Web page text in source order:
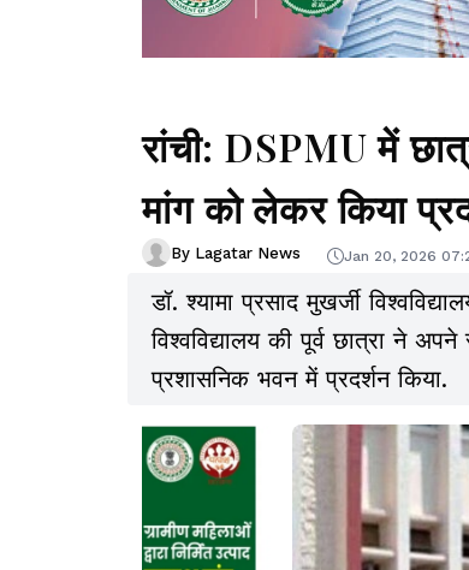
रांची: DSPMU में
मांग को लेकर किया
By Lagatar News Jan 20, 2026
डॉ. श्यामा प्रसाद मुखर्जी
विश्वविद्यालय की पूर्व छात्रा ने
प्रशासनिक भवन में प्रदर्शन किया.